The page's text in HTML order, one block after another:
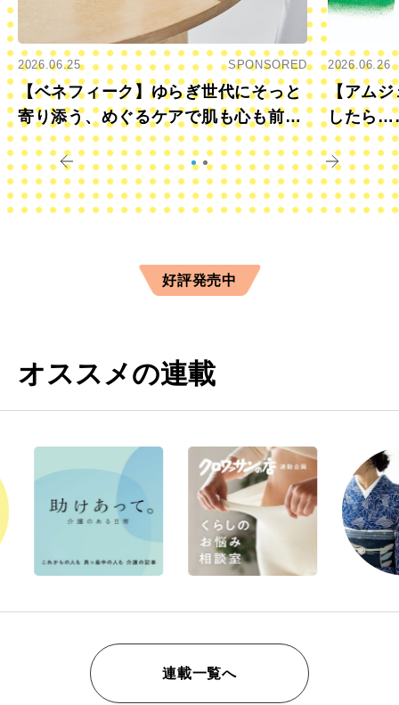
2026.06.25 SPONSORED
【ベネフィーク】ゆらぎ世代にそっと
寄り添う、めぐるケアで肌も心も前向
きに
2026.06.26
【アムジ
したら
すか？
好評発売中
オススメの連載
連載一覧へ